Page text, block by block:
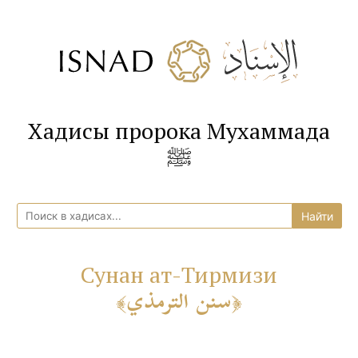
Хадисы пророка Мухаммада
ﷺ
Сунан ат-Тирмизи
سنن الترمذي